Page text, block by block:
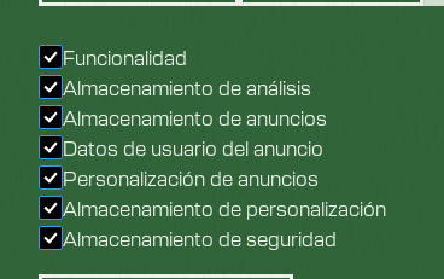
Funcionalidad
Almacenamiento de análisis
Almacenamiento de anuncios
Datos de usuario del anuncio
Personalización de anuncios
Almacenamiento de personalización
Almacenamiento de seguridad